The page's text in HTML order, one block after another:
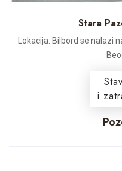
Stara
Lokacija: Bilbord se nalazi
i